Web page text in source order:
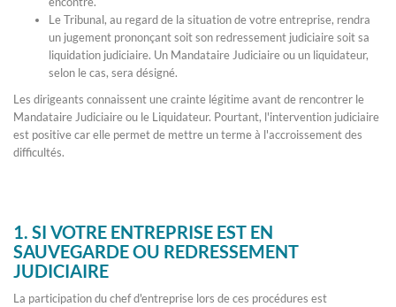
Le Tribunal, au regard de la situation de votre entreprise, rendra
un jugement prononçant soit son redressement judiciaire soit sa
liquidation judiciaire. Un Mandataire Judiciaire ou un liquidateur,
selon le cas, sera désigné.
Les dirigeants connaissent une crainte légitime avant de rencontrer le
Mandataire Judiciaire ou le Liquidateur. Pourtant, l'intervention judiciaire
est positive car elle permet de mettre un terme à l'accroissement des
difficultés.
1. SI VOTRE ENTREPRISE EST EN
SAUVEGARDE OU REDRESSEMENT
JUDICIAIRE
La participation du chef d'entreprise lors de ces procédures est